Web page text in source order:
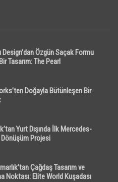
Özgün Saçak Formu
Tasarım: The Pearl
Doğayla Bütünleşen Bir
Yurt Dışında İlk Mercedes-
Projesi
Çağdaş Tasarım ve
Noktası: Elite World Kuşadası